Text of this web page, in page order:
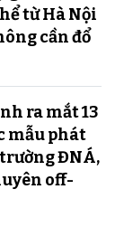
từ Hà Nội
cần đổ
ra mắt 13
mẫu phát
ĐNÁ,
off-